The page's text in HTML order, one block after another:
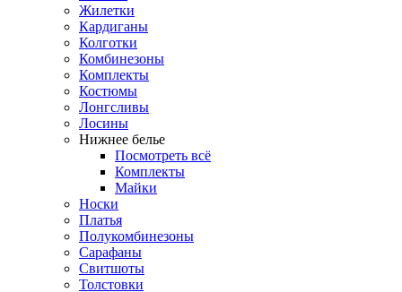
Жилетки
Кардиганы
Колготки
Комбинезоны
Комплекты
Костюмы
Лонгсливы
Лосины
Нижнее белье
Посмотреть всё
Комплекты
Майки
Носки
Платья
Полукомбинезоны
Сарафаны
Свитшоты
Толстовки